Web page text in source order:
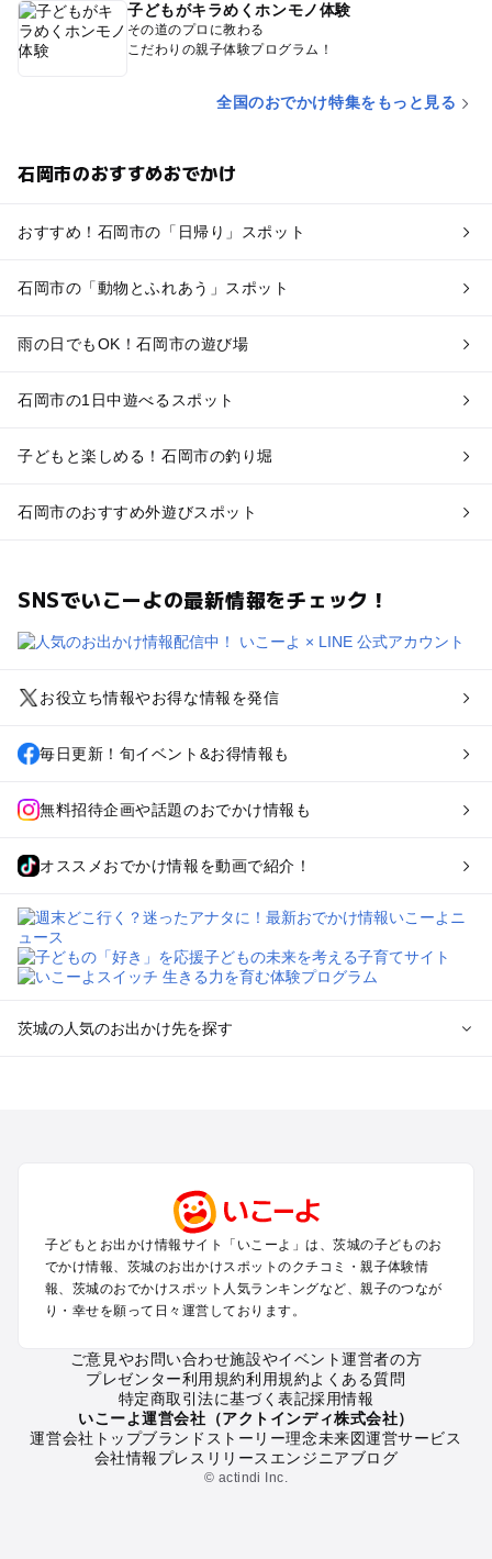
子どもがキラめくホンモノ体験
その道のプロに教わる
こだわりの親子体験プログラム！
全国のおでかけ特集をもっと見る
石岡市のおすすめおでかけ
おすすめ！石岡市の「日帰り」スポット
石岡市の「動物とふれあう」スポット
雨の日でもOK！石岡市の遊び場
石岡市の1日中遊べるスポット
子どもと楽しめる！石岡市の釣り堀
石岡市のおすすめ外遊びスポット
SNSでいこーよの最新情報をチェック！
お役立ち情報やお得な情報を発信
毎日更新！旬イベント&お得情報も
無料招待企画や話題のおでかけ情報も
オススメおでかけ情報を動画で紹介！
茨城の人気のお出かけ先を探す
久喜・行田・加須・羽生のプールお出かけ
土浦・霞ヶ浦・鹿島・潮来のプールお出かけ
大洗・ひたちなかのプールお出かけ
熊谷・太田・足利・古河のプールお出かけ
日立・北茨城・奥久慈のプールお出かけ
茨城の定番お出かけスポット
茨城の遊園地
茨城の動物園
茨城のバーベキュー
子どもとお出かけ情報サイト「いこーよ」は、茨城の子どものお
でかけ情報、茨城のお出かけスポットのクチコミ・親子体験情
報、茨城のおでかけスポット人気ランキングなど、親子のつなが
り・幸せを願って日々運営しております。
ご意見やお問い合わせ施設やイベント運営者の方
プレゼンター利用規約利用規約よくある質問
特定商取引法に基づく表記採用情報
いこーよ運営会社（アクトインディ株式会社）
運営会社トップブランドストーリー理念未来図運営サービス
会社情報プレスリリース エンジニアブログ
© actindi Inc.